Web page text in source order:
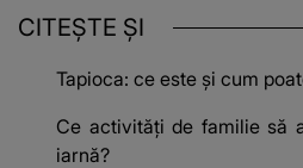
CITEȘTE ȘI
Tapioca: ce este și cum
Ce activități de familie să
iarnă?